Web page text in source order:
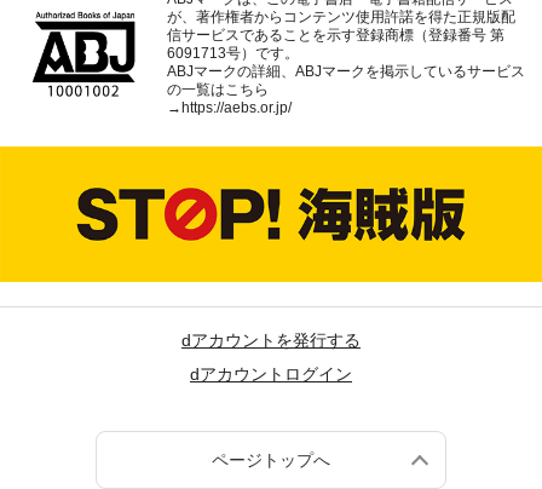
が、著作権者からコンテンツ使用許諾を得た正規版配
信サービスであることを示す登録商標（登録番号 第
6091713号）です。
ABJマークの詳細、ABJマークを掲示しているサービス
の一覧はこちら
→ https://aebs.or.jp/
dアカウントを発行する
dアカウントログイン
ページトップへ